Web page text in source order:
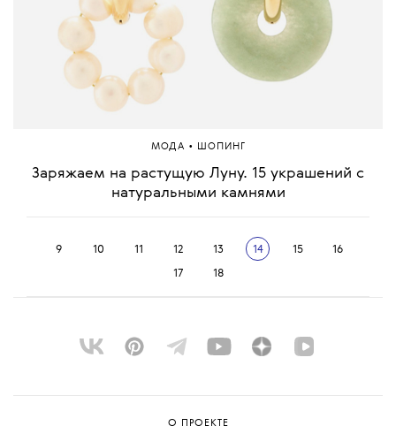
МОДА • ШОПИНГ
Заряжаем на растущую Луну. 15 украшений с
натуральными камнями
9 10 11 12 13 14 15 16
17 18
О ПРОЕКТЕ